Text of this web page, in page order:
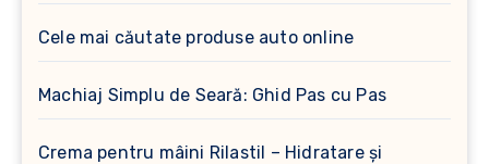
Cele mai căutate produse auto online
Machiaj Simplu de Seară: Ghid Pas cu Pas
Crema pentru mâini Rilastil – Hidratare și